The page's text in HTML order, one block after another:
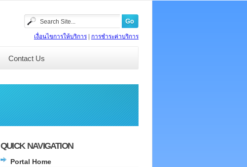
เงื่อนไขการให้บริการ การชำระค่าบริการ
Contact Us
QUICK NAVIGATION
Portal Home